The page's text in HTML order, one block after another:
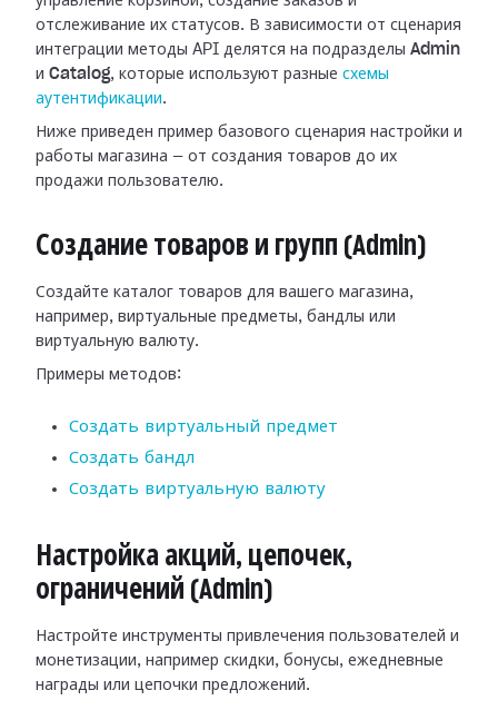
отслеживание их статусов. В зависимости от сценария
интеграции методы API делятся на подразделы Admin
и Catalog, которые используют разные схемы
аутентификации.
Ниже приведен пример базового сценария настройки и
работы магазина — от создания товаров до их
продажи пользователю.
Создание товаров и групп (Admin)
Создайте каталог товаров для вашего магазина,
например, виртуальные предметы, бандлы или
виртуальную валюту.
Примеры методов:
Создать виртуальный предмет
Создать бандл
Создать виртуальную валюту
Настройка акций, цепочек,
ограничений (Admin)
Настройте инструменты привлечения пользователей и
монетизации, например скидки, бонусы, ежедневные
награды или цепочки предложений.